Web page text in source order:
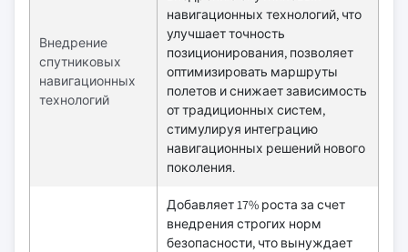
Внедрение
спутниковых
навигационных
технологий
навигационных технологий, что
улучшает точность
позиционирования, позволяет
оптимизировать маршруты
полетов и снижает зависимость
от традиционных систем,
стимулируя интеграцию
навигационных решений нового
поколения.
Добавляет 17% роста за счет
внедрения строгих норм
безопасности, что вынуждает